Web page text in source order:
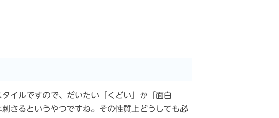
イルですので、だいたい「くどい」か「面白
さるというやつですね。その性質上どうしても必